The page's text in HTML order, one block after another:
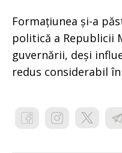
Formațiunea și-a
politică a Republicii
guvernării, deși
redus considerabil